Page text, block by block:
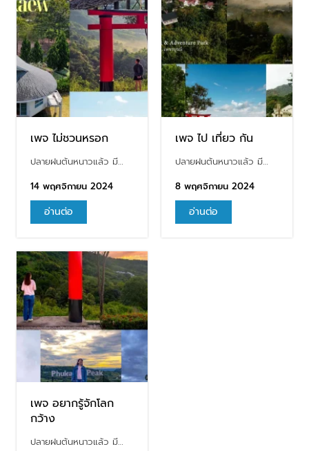
เพจ ไม่ชวนหรอก
14 พฤศจิกายน 2024
ปลายฝนต้นหนาวแล้ว มี…
อ่านต่อ
เพจ ไป เที่ยว กัน
8 พฤศจิกายน 2024
ปลายฝนต้นหนาวแล้ว มี…
อ่านต่อ
เพจ อยากรู้จักโลก
กว้าง
ปลายฝนต้นหนาวแล้ว มี…